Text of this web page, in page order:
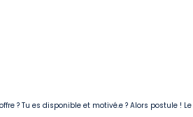
? Tu es disponible et motivé.e ? Alors postule